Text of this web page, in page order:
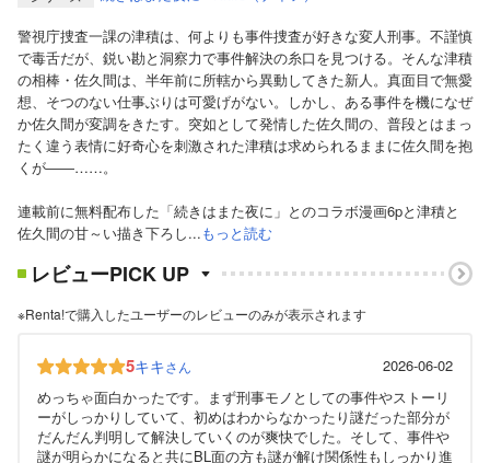
警視庁捜査一課の津積は、何よりも事件捜査が好きな変人刑事。不謹慎
で毒舌だが、鋭い勘と洞察力で事件解決の糸口を見つける。そんな津積
の相棒・佐久間は、半年前に所轄から異動してきた新人。真面目で無愛
想、そつのない仕事ぶりは可愛げがない。しかし、ある事件を機になぜ
か佐久間が変調をきたす。突如として発情した佐久間の、普段とはまっ
たく違う表情に好奇心を刺激された津積は求められるままに佐久間を抱
くが――……。
連載前に無料配布した「続きはまた夜に」とのコラボ漫画6pと津積と
佐久間の甘～い描き下ろし...もっと読む
レビューPICK UP
※Renta!で購入したユーザーのレビューのみが表示されます
5キキさん
2026-06-02
めっちゃ面白かったです。まず刑事モノとしての事件やストーリ
ーがしっかりしていて、初めはわからなかったり謎だった部分が
だんだん判明して解決していくのが爽快でした。そして、事件や
謎が明らかになると共にBL面の方も謎が解け関係性もしっかり進